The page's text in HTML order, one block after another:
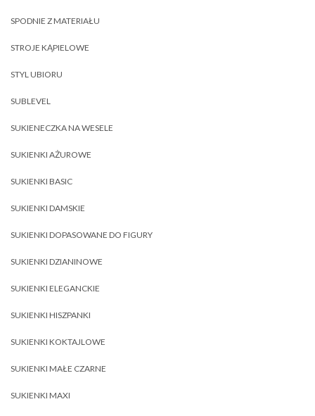
SPODNIE Z MATERIAŁU
STROJE KĄPIELOWE
STYL UBIORU
SUBLEVEL
SUKIENECZKA NA WESELE
SUKIENKI AŻUROWE
SUKIENKI BASIC
SUKIENKI DAMSKIE
SUKIENKI DOPASOWANE DO FIGURY
SUKIENKI DZIANINOWE
SUKIENKI ELEGANCKIE
SUKIENKI HISZPANKI
SUKIENKI KOKTAJLOWE
SUKIENKI MAŁE CZARNE
SUKIENKI MAXI